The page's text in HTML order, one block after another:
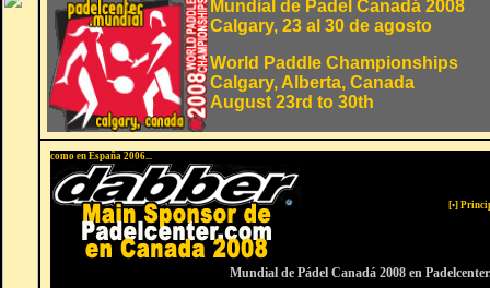
Mundial de Padel Canadá 2008
Calgary, 23 al 30 de agosto
World Paddle Championships
Calgary, Alberta, Canada
August 23rd to 30th
como en España 2006...
[•]
Mundial de Pádel Canadá 2008 en